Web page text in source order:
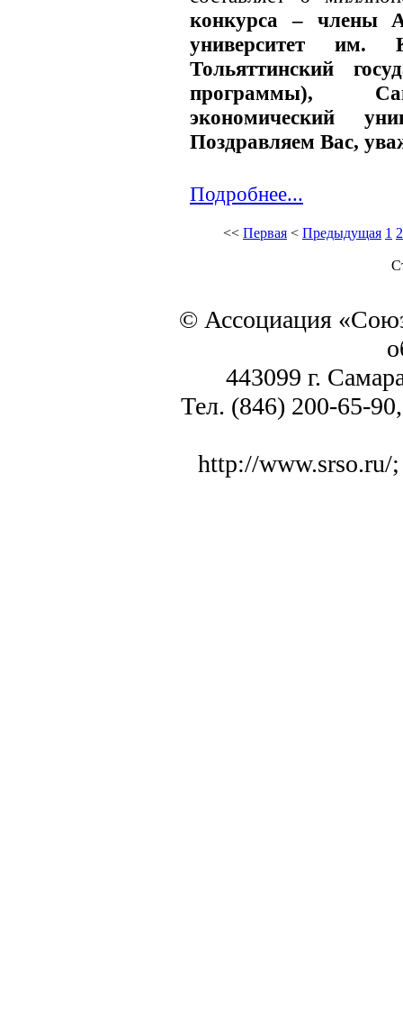
конкурса – члены
университет им.
Тольяттинский
программы),
экономический
Поздравляем Вас,
Подробнее...
<< Первая < Предыдущая 1 2
© Ассоциация
443099 г.
Тел. (846) 200-65-
http://www.srso.ru/